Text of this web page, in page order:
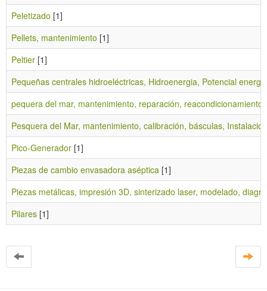
Peletizado [1]
Pellets, mantenimiento [1]
Peltier [1]
Pequeñas centrales hidroeléctricas, Hidroenergia, Potencial
pequera del mar, mantenimiento, reparación, reacondicionamiento
Pesquera del Mar, mantenimiento, calibración, básculas,
Pico-Generador [1]
Piezas de cambio envasadora aséptica [1]
Piezas metálicas, impresión 3D, sinterizado laser, modelado,
Pilares [1]